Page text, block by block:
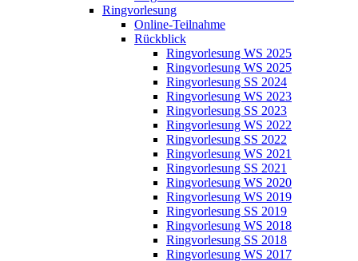
Ringvorlesung
Online-Teilnahme
Rückblick
Ringvorlesung WS 2025
Ringvorlesung WS 2025
Ringvorlesung SS 2024
Ringvorlesung WS 2023
Ringvorlesung SS 2023
Ringvorlesung WS 2022
Ringvorlesung SS 2022
Ringvorlesung WS 2021
Ringvorlesung SS 2021
Ringvorlesung WS 2020
Ringvorlesung WS 2019
Ringvorlesung SS 2019
Ringvorlesung WS 2018
Ringvorlesung SS 2018
Ringvorlesung WS 2017